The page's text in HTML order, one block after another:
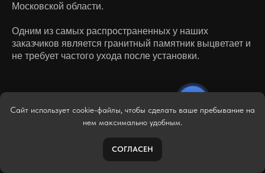
Московской области.
Одним из самых распространенных у наших
заказчиков является гранитный памятник выцветает и
не требует частого ухода после установки.
ВИДЫ КАМНЯ
Сайт использует cookie-файлы, чтобы сделать ваше пребывание на
нем максимально удобным.
СОГЛАСЕН